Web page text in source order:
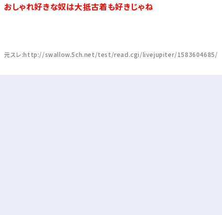
おしゃれ好きな奴は大抵古着も好きじゃね
元スレ:http://swallow.5ch.net/test/read.cgi/livejupiter/1583604685/